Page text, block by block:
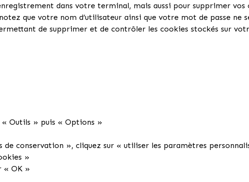
dans votre terminal, mais aussi pour supprimer
que votre nom d’utilisateur ainsi que votre mot de passe ne
de supprimer et de contrôler les cookies stockés sur
« Outils » puis « Options »
de conservation », cliquez sur « utiliser les paramètres
»
« OK »